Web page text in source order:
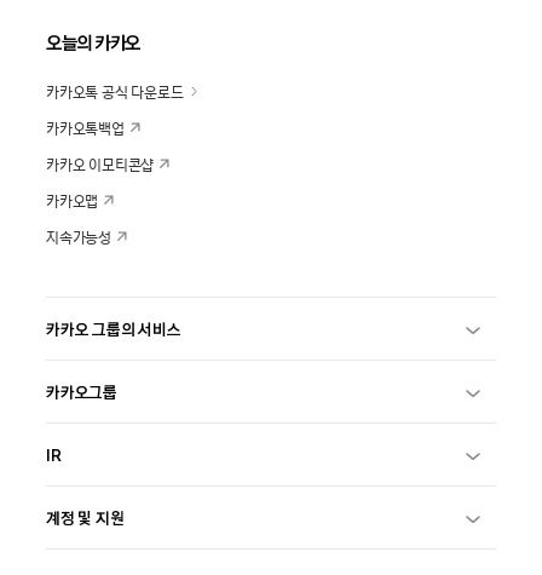
오늘의 카카오
카카오톡 공식 다운로드
카카오톡백업
카카오 이모티콘샵
카카오맵
지속가능성
카카오 그룹의 서비스
카카오그룹
IR
계정 및 지원